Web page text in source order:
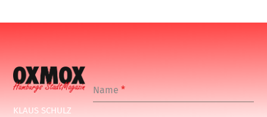
KLAUS SCHULZ
Name*